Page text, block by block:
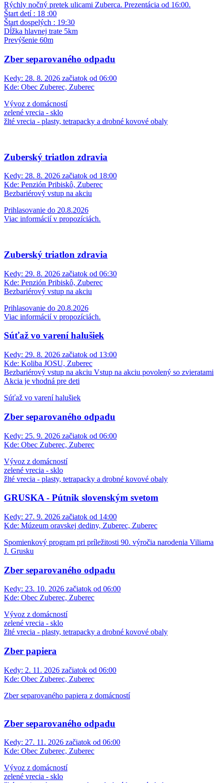
Rýchly nočný pretek ulicami Zuberca. Prezentácia od 16:00.
Štart detí : 18 :00
Štart dospelých : 19:30
Dĺžka hlavnej trate 5km
Prevýšenie 60m
Zber separovaného odpadu
Kedy: 28. 8. 2026 začiatok od 06:00
Kde: Obec Zuberec, Zuberec
Vývoz z domácností
zelené vrecia - sklo
žlté vrecia - plasty, tetrapacky a drobné kovové obaly
Zuberský triatlon zdravia
Kedy: 28. 8. 2026 začiatok od 18:00
Kde: Penzión Pribiskô, Zuberec
Bezbariérový vstup na akciu
Prihlasovanie do 20.8.2026
Viac informácií v propozíciách.
Zuberský triatlon zdravia
Kedy: 29. 8. 2026 začiatok od 06:30
Kde: Penzión Pribiskô, Zuberec
Bezbariérový vstup na akciu
Prihlasovanie do 20.8.2026
Viac informácií v propozíciách.
Súťaž vo varení halušiek
Kedy: 29. 8. 2026 začiatok od 13:00
Kde: Koliba JOSU, Zuberec
Bezbariérový vstup na akciu Vstup na akciu povolený so zvieratami
Akcia je vhodná pre deti
Súťaž vo varení halušiek
Zber separovaného odpadu
Kedy: 25. 9. 2026 začiatok od 06:00
Kde: Obec Zuberec, Zuberec
Vývoz z domácností
zelené vrecia - sklo
žlté vrecia - plasty, tetrapacky a drobné kovové obaly
GRUSKA - Pútnik slovenským svetom
Kedy: 27. 9. 2026 začiatok od 14:00
Kde: Múzeum oravskej dediny, Zuberec, Zuberec
Spomienkový program pri príležitosti 90. výročia narodenia Viliama
J. Grusku
Zber separovaného odpadu
Kedy: 23. 10. 2026 začiatok od 06:00
Kde: Obec Zuberec, Zuberec
Vývoz z domácností
zelené vrecia - sklo
žlté vrecia - plasty, tetrapacky a drobné kovové obaly
Zber papiera
Kedy: 2. 11. 2026 začiatok od 06:00
Kde: Obec Zuberec, Zuberec
Zber separovaného papiera z domácností
Zber separovaného odpadu
Kedy: 27. 11. 2026 začiatok od 06:00
Kde: Obec Zuberec, Zuberec
Vývoz z domácností
zelené vrecia - sklo